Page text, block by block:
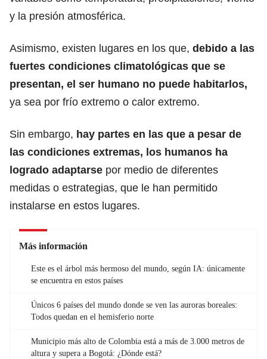
y la presión atmosférica.
Asimismo, existen lugares en los que, debido a las
fuertes condiciones climatológicas que se
presentan, el ser humano no puede habitarlos,
ya sea por frío extremo o calor extremo.
Sin embargo, hay partes en las que a pesar de
las condiciones extremas, los humanos ha
logrado adaptarse por medio de diferentes
medidas o estrategias, que le han permitido
instalarse en estos lugares.
Más información
Este es el árbol más hermoso del mundo, según IA: únicamente
se encuentra en estos países
Únicos 6 países del mundo donde se ven las auroras boreales:
Todos quedan en el hemisferio norte
Municipio más alto de Colombia está a más de 3.000 metros de
altura y supera a Bogotá: ¿Dónde está?